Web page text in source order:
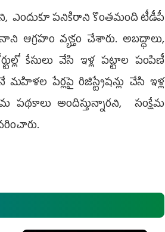
ఎందుకూ పనికిరాని కొంతమంది టీడీపీ
వ్యక్తం చేశారు. అబద్ధాలు,
కేసులు వేసి ఇళ్ల పట్టాల పంపిణీ
మహిళల పేర్లపై రిజిస్ట్రేషన్లు చేసి ఇళ్ల
పథకాలు అందిస్తున్నారని, సంక్షేమ